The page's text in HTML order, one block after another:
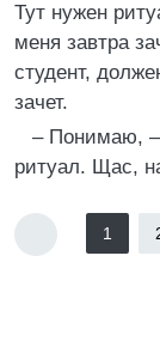
Тут нужен
меня завтра
студент,
зачет.
– Понимаю, –
ритуал. Щас,
1